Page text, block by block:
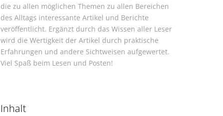
die zu allen möglichen Themen zu allen Bereichen
des Alltags interessante Artikel und Berichte
veröffentlicht. Ergänzt durch das Wissen aller Leser
wird die Wertigkeit der Artikel durch praktische
Erfahrungen und andere Sichtweisen aufgewertet.
Viel Spaß beim Lesen und Posten!
Inhalt